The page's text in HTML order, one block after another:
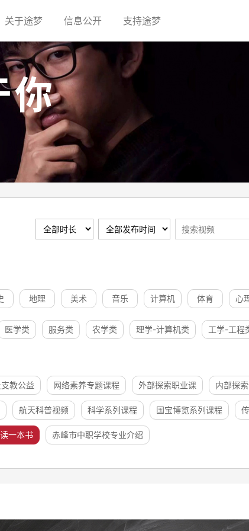
关于途梦(current)信息公开(current)支持途梦(current)
你
地理 美术 音乐 计算机 体育 心
医学类 服务类 农学类 理学-计算机类 工学-工程
教公益 网络素养专题课程 外部探索职业课 内部探
航天科普视频 科学系列课程 国宝博览系列课程
一本书 赤峰市中职学校专业介绍